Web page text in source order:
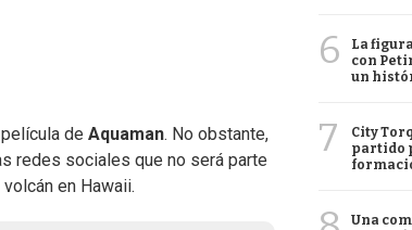
de Aquaman. No obstante,
redes sociales que no será parte
en Hawaii.
6
La
con
un
7
City
partido
Una